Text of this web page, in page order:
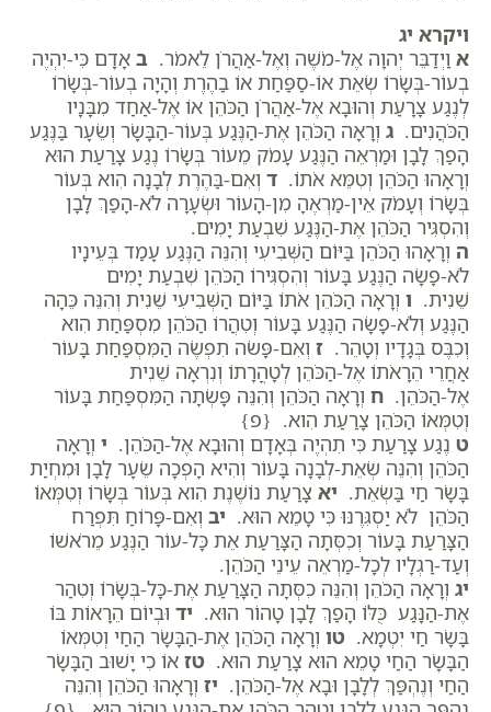
ויקרא יג
א וַיְדַבֵּר יְהוָה אֶל-מֹשֶׁה וְאֶל-אַהֲרֹן לֵאמֹר. ב אָדָם כִּי-יִהְיֶה
בְעוֹר-בְּשָׂרוֹ שְׂאֵת אוֹ-סַפַּחַת אוֹ בַהֶרֶת וְהָיָה בְעוֹר-בְּשָׂרוֹ
לְנֶגַע צָרָעַת וְהוּבָא אֶל-אַהֲרֹן הַכֹּהֵן אוֹ אֶל-אַחַד מִבָּנָיו
הַכֹּהֲנִים. ג וְרָאָה הַכֹּהֵן אֶת-הַנֶּגַע בְּעוֹר-הַבָּשָׂר וְשֵׂעָר בַּנֶּגַע
הָפַךְ לָבָן וּמַרְאֵה הַנֶּגַע עָמֹק מֵעוֹר בְּשָׂרוֹ נֶגַע צָרַעַת הוּא
וְרָאָהוּ הַכֹּהֵן וְטִמֵּא אֹתוֹ. ד וְאִם-בַּהֶרֶת לְבָנָה הִוא בְּעוֹר
בְּשָׂרוֹ וְעָמֹק אֵין-מַרְאֶהָ מִן-הָעוֹר וּשְׂעָרָה לֹא-הָפַךְ לָבָן
וְהִסְגִּיר הַכֹּהֵן אֶת-הַנֶּגַע שִׁבְעַת יָמִים.
ה וְרָאָהוּ הַכֹּהֵן בַּיּוֹם הַשְּׁבִיעִי וְהִנֵּה הַנֶּגַע עָמַד בְּעֵינָיו
לֹא-פָשָׂה הַנֶּגַע בָּעוֹר וְהִסְגִּירוֹ הַכֹּהֵן שִׁבְעַת יָמִים
שֵׁנִית. ו וְרָאָה הַכֹּהֵן אֹתוֹ בַּיּוֹם הַשְּׁבִיעִי שֵׁנִית וְהִנֵּה כֵּהָה
הַנֶּגַע וְלֹא-פָשָׂה הַנֶּגַע בָּעוֹר וְטִהֲרוֹ הַכֹּהֵן מִסְפַּחַת הִוא
וְכִבֶּס בְּגָדָיו וְטָהֵר. ז וְאִם-פָּשֹׂה תִפְשֶׂה הַמִּסְפַּחַת בָּעוֹר
אַחֲרֵי הֵרָאֹתוֹ אֶל-הַכֹּהֵן לְטָהֳרָתוֹ וְנִרְאָה שֵׁנִית
אֶל-הַכֹּהֵן. ח וְרָאָה הַכֹּהֵן וְהִנֵּה פָּשְׂתָה הַמִּסְפַּחַת בָּעוֹר
וְטִמְּאוֹ הַכֹּהֵן צָרַעַת הִוא. {פ}
ט נֶגַע צָרַעַת כִּי תִהְיֶה בְּאָדָם וְהוּבָא אֶל-הַכֹּהֵן. י וְרָאָה
הַכֹּהֵן וְהִנֵּה שְׂאֵת-לְבָנָה בָּעוֹר וְהִיא הָפְכָה שֵׂעָר לָבָן וּמִחְיַת
בָּשָׂר חַי בַּשְׂאֵת. יא צָרַעַת נוֹשֶׁנֶת הִוא בְּעוֹר בְּשָׂרוֹ וְטִמְּאוֹ
הַכֹּהֵן לֹא יַסְגִּרֶנּוּ כִּי טָמֵא הוּא. יב וְאִם-פָּרוֹחַ תִּפְרַח
הַצָּרַעַת בָּעוֹר וְכִסְּתָה הַצָּרַעַת אֵת כָּל-עוֹר הַנֶּגַע מֵרֹאשׁוֹ
וְעַד-רַגְלָיו לְכָל-מַרְאֵה עֵינֵי הַכֹּהֵן.
יג וְרָאָה הַכֹּהֵן וְהִנֵּה כִסְּתָה הַצָּרַעַת אֶת-כָּל-בְּשָׂרוֹ וְטִהַר
אֶת-הַנָּגַע כֻּלּוֹ הָפַךְ לָבָן טָהוֹר הוּא. יד וּבְיוֹם הֵרָאוֹת בּוֹ
בָּשָׂר חַי יִטְמָא. טו וְרָאָה הַכֹּהֵן אֶת-הַבָּשָׂר הַחַי וְטִמְּאוֹ
הַבָּשָׂר הַחַי טָמֵא הוּא צָרַעַת הוּא. טז אוֹ כִי יָשׁוּב הַבָּשָׂר
הַחַי וְנֶהְפַּךְ לְלָבָן וּבָא אֶל-הַכֹּהֵן. יז וְרָאָהוּ הַכֹּהֵן וְהִנֵּה